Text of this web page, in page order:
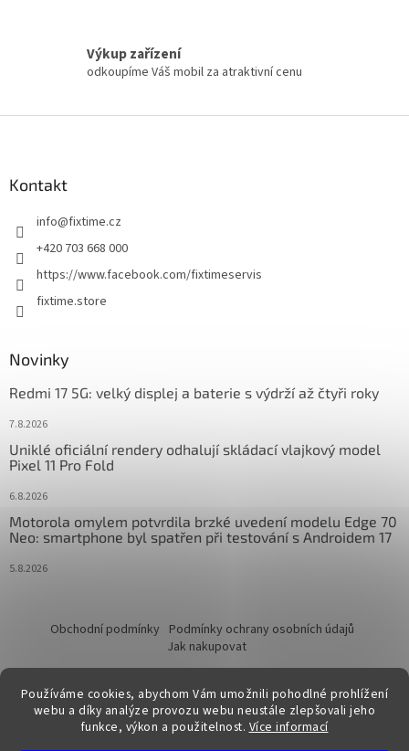
Používáme cookies, abychom Vám umožnili pohodlné prohlížení
webu a díky analýze provozu webu neustále zlepšovali jeho
funkce, výkon a použitelnost. Více informací
Výkup zařízení
odkoupíme Váš mobil za atraktivní cenu
Kontakt
info@fixtime.cz
+420 703 668 000
https://www.facebook.com/fixtimeservis
fixtime.store
Novinky
Redmi 17 5G: velký displej a baterie s výdrží až čtyři roky
7.8.2026
Uniklé oficiální rendery odhalují skládací vlajkový model
Pixel 11 Pro Fold
6.8.2026
Motorola omylem potvrdila brzké uvedení modelu Edge 70
Neo: smartphone byl spatřen při testování s Androidem 17
5.8.2026
Obchodní podmínky Podmínky ochrany osobních údajů
Jak nakupovat
Vytvořil Shoptet